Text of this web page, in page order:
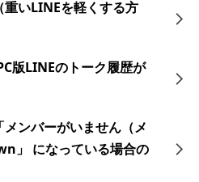
いLINEを軽くする方
版LINEのトーク履歴が
ンバーがいません（メ
」 になっている場合の